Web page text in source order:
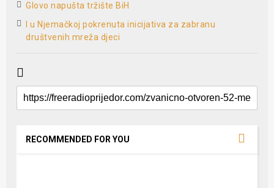
Glovo napušta tržište BiH
I u Njemačkoj pokrenuta inicijativa za zabranu
društvenih mreža djeci
RECOMMENDED FOR YOU